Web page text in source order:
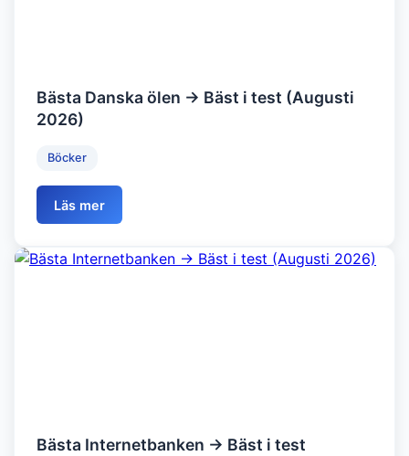
Bästa Danska ölen → Bäst i test (Augusti
2026)
Böcker
Läs mer
Bästa Internetbanken → Bäst i test